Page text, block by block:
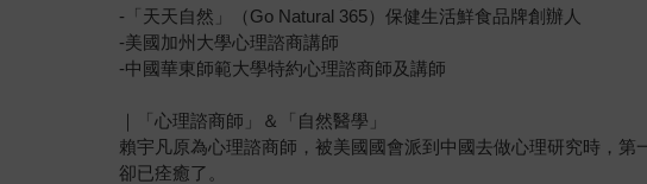
-「天天自然」（Go Natural 365）保健生活鮮食品牌創辦人
-美國加州大學心理諮商講師
-中國華東師範大學特約心理諮商師及講師
｜「心理諮商師」＆「自然醫學」
賴宇凡原為心理諮商師，被美國國會派到中國去做心理研究時，
卻已痊癒了。